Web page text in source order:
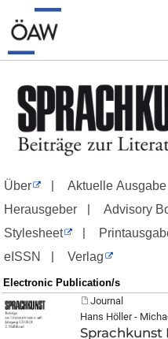
Über | Aktuelle Ausgabe
Herausgeber | Advisory
Stylesheet |
eISSN | Verlag
Electronic Publication/s
Journal
Hans Höller -
Sprachkunst